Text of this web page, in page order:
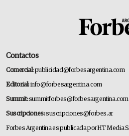
Contactos
Comercial:publicidad@forbesargentina.com
Editorial:info@forbesargentina.com
Summit:summitforbes@forbesargentina.com
Suscripciones:suscripciones@forbes.ar
Forbes Argentina es publicada por HT Media